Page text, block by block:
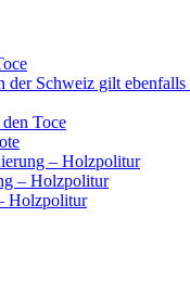
der Schweiz gilt ebenfalls
Toce
– Holzpolitur
– Holzpolitur
Holzpolitur